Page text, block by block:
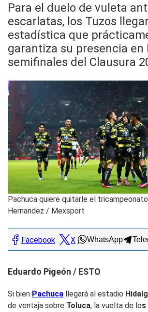
Para el duelo de vuleta
escarlatas, los Tuzos
estadística que
garantiza su presencia en
semifinales del Clausura
Pachuca quiere quitarle el
Hernandez / Mexsport
Facebook X WhatsApp
Eduardo Pigeón / ESTO
Si bien Pachuca llegará al estadio
de ventaja sobre Toluca, la vuelta de los